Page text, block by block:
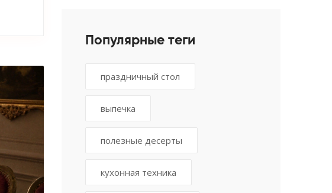
Популярные теги
праздничный стол
выпечка
полезные десерты
кухонная техника